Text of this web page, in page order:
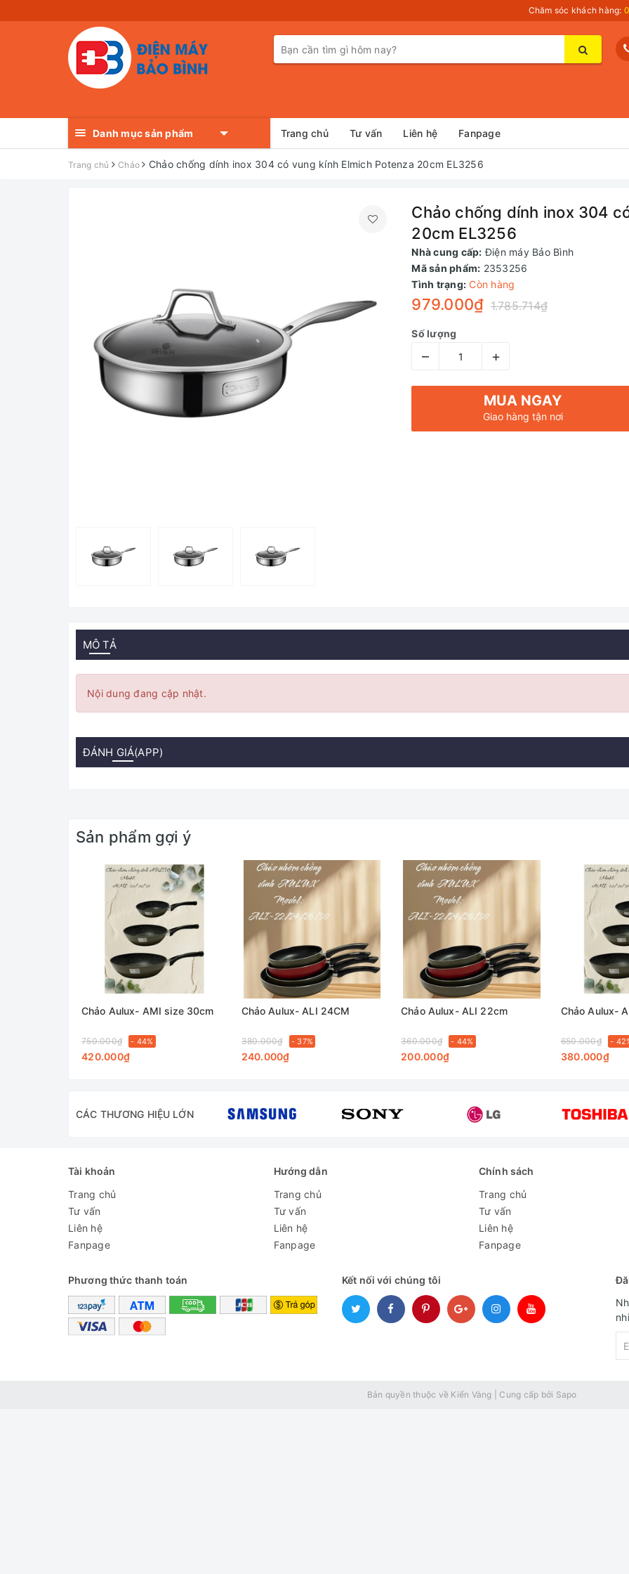
Chăm sóc khách hàng:
Danh mục sản phẩm Trang chủ Tư vấn Liên hệ Fanpage
Trang chủ Chảo Chảo chống dính inox 304 có vung kính Elmich Potenza 20cm EL3256
Chảo chống dính inox 304
20cm EL3256
Nhà cung cấp: Điện máy Bảo Bình
Mã sản phẩm: 2353256
Tình trạng: Còn hàng
979.000₫ 1.785.714₫
Số lượng
– +
MUA NGAY
Giao hàng tận nơi
MÔ TẢ
Nội dung đang cập nhật.
ĐÁNH GIÁ(APP)
Sản phẩm gợi ý
Chảo Aulux- AMI size 30cm
750.000₫ - 44%
420.000₫
Chảo Aulux- ALI 24CM
380.000₫ - 37%
240.000₫
Chảo Aulux- ALI 22cm
360.000₫ - 44%
200.000₫
Chảo Aulux-
650.000₫ -
380.000₫
CÁC THƯƠNG HIỆU LỚN
Tài khoản
Trang chủ
Tư vấn
Liên hệ
Fanpage
Hướng dẫn
Trang chủ
Tư vấn
Liên hệ
Fanpage
Chính sách
Trang chủ
Tư vấn
Liên hệ
Fanpage
Phương thức thanh toán Kết nối với chúng tôi
Bản quyền thuộc về Kiến Vàng Cung cấp bởi Sapo